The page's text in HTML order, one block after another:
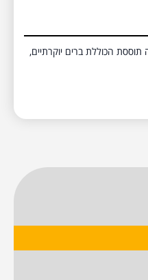
תוססת הכוללת ברים יוקרתיים,